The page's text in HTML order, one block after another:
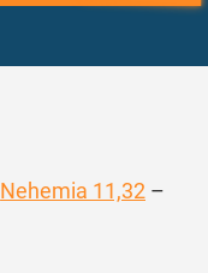
Nehemia 11,32 –